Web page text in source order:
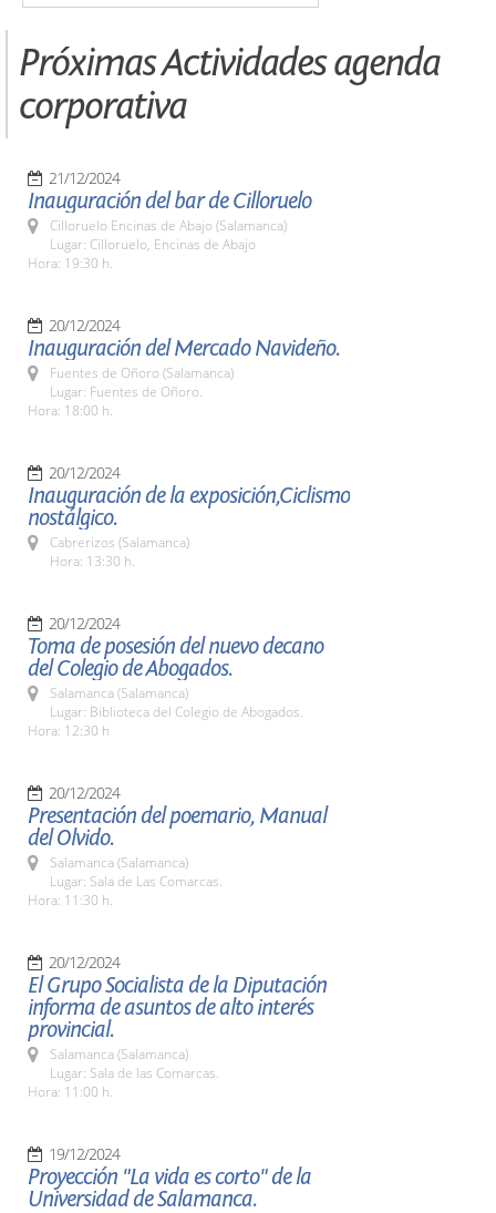
Próximas Actividades agenda
corporativa
21/12/2024
Inauguración del bar de Cilloruelo
Cilloruelo Encinas de Abajo (Salamanca)
Lugar: Cilloruelo, Encinas de Abajo
Hora: 19:30 h.
20/12/2024
Inauguración del Mercado Navideño.
Fuentes de Oñoro (Salamanca)
Lugar: Fuentes de Oñoro.
Hora: 18:00 h.
20/12/2024
Inauguración de la exposición,Ciclismo
nostálgico.
Cabrerizos (Salamanca)
Hora: 13:30 h.
20/12/2024
Toma de posesión del nuevo decano
del Colegio de Abogados.
Salamanca (Salamanca)
Lugar: Biblioteca del Colegio de Abogados.
Hora: 12:30 h
20/12/2024
Presentación del poemario, Manual
del Olvido.
Salamanca (Salamanca)
Lugar: Sala de Las Comarcas.
Hora: 11:30 h.
20/12/2024
El Grupo Socialista de la Diputación
informa de asuntos de alto interés
provincial.
Salamanca (Salamanca)
Lugar: Sala de las Comarcas.
Hora: 11:00 h.
19/12/2024
Proyección "La vida es corto" de la
Universidad de Salamanca.